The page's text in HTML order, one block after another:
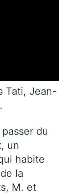
Tati, Jean-
du
un
habite
la
M. et